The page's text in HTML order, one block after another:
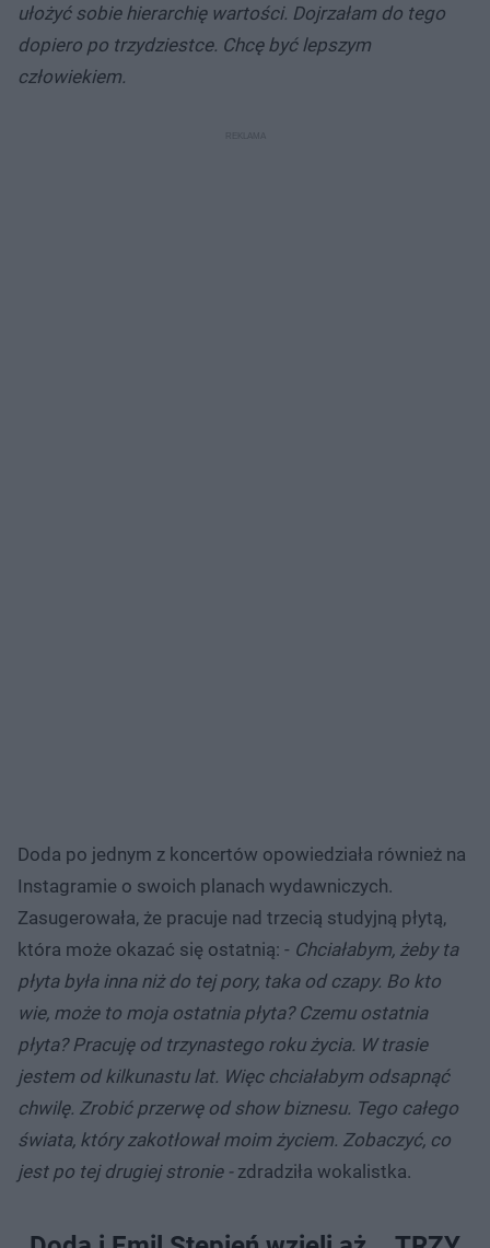
ułożyć sobie hierarchię wartości. Dojrzałam do tego
dopiero po trzydziestce. Chcę być lepszym
człowiekiem.
Doda po jednym z koncertów opowiedziała również na
Instagramie o swoich planach wydawniczych.
Zasugerowała, że pracuje nad trzecią studyjną płytą,
która może okazać się ostatnią: - Chciałabym, żeby ta
płyta była inna niż do tej pory, taka od czapy. Bo kto
wie, może to moja ostatnia płyta? Czemu ostatnia
płyta? Pracuję od trzynastego roku życia. W trasie
jestem od kilkunastu lat. Więc chciałabym odsapnąć
chwilę. Zrobić przerwę od show biznesu. Tego całego
świata, który zakotłował moim życiem. Zobaczyć, co
jest po tej drugiej stronie -zdradziła wokalistka.